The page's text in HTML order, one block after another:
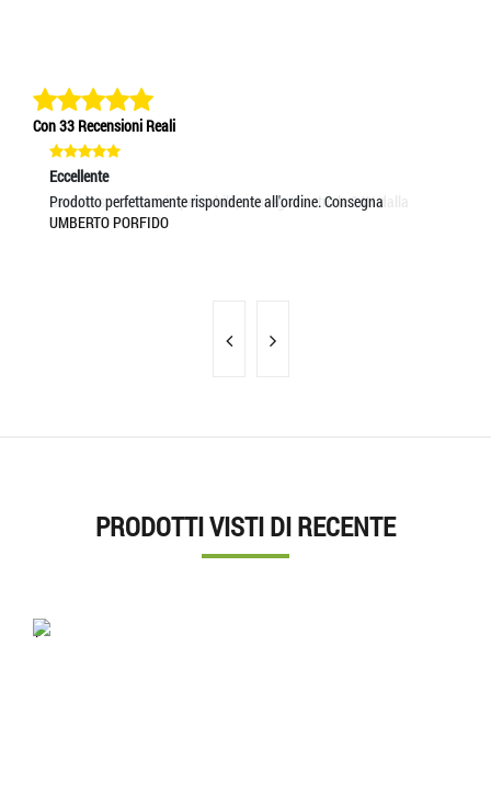
Con 33 Recensioni Reali
Eccellente
Servizio spedizione impeccabile, consegna entro le 24H dalla
MASSIMO BOCOTTI
Eccellente
Prodotto perfettamente rispondente all'ordine. Consegna
UMBERTO PORFIDO
PRODOTTI VISTI DI RECENTE
'.'